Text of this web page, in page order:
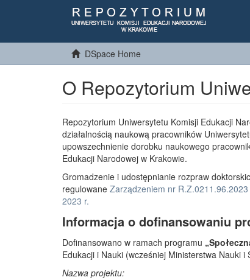
DSpace Home
O Repozytorium
Repozytorium Uniwersytetu Komisji Edukacji
działalnością naukową pracowników
upowszechnienie dorobku naukowego
Edukacji Narodowej w Krakowie.
Gromadzenie i udostępnianie rozpraw
regulowane Zarządzeniem nr
2023 r.
Informacja o dofinansowaniu
Dofinansowano w ramach programu
Edukacji i Nauki (wcześniej Ministerstwa Nauki i
Nazwa projektu: